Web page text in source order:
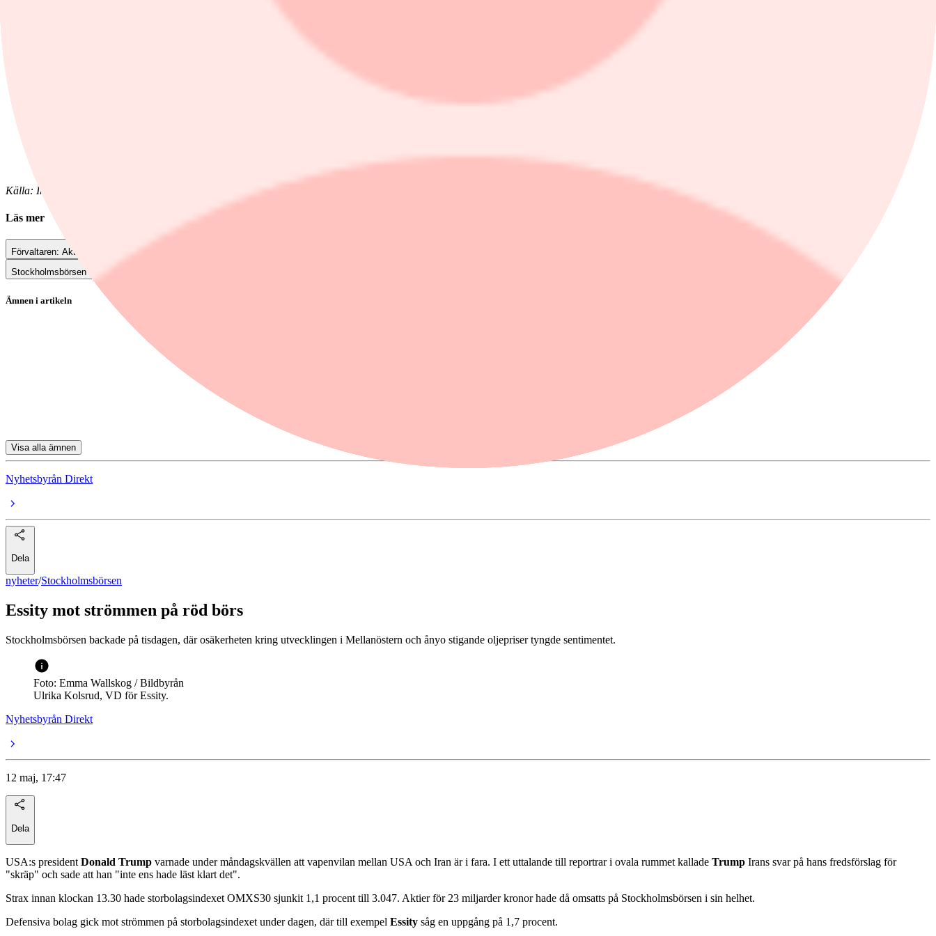
Källa: Infront
Läs mer
Förvaltaren: Aktierna som vinner på Europas energiomställning
Stockholmsbörsen visar små rörelser efter USA-KPI
Ämnen i artikeln
Visa alla ämnen
Nyhetsbyrån Direkt
Dela
nyheter/Stockholmsbörsen
Essity mot strömmen på röd börs
Stockholmsbörsen backade på tisdagen, där osäkerheten kring utvecklingen i Mellanöstern och ånyo stigande oljepriser tyngde sentimentet.
Foto: Emma Wallskog / Bildbyrån
Ulrika Kolsrud, VD för Essity.
Nyhetsbyrån Direkt
12 maj, 17:47
Dela
USA:s president Donald Trump varnade under måndagskvällen att vapenvilan mellan USA och Iran är i fara. I ett uttalande till reportrar i ovala rummet kallade Trump Irans svar på hans fredsförslag för
"skräp" och sade att han "inte ens hade läst klart det".
Strax innan klockan 13.30 hade storbolagsindexet OMXS30 sjunkit 1,1 procent till 3.047. Aktier för 23 miljarder kronor hade då omsatts på Stockholmsbörsen i sin helhet.
Defensiva bolag gick mot strömmen på storbolagsindexet under dagen, där till exempel Essity såg en uppgång på 1,7 procent.